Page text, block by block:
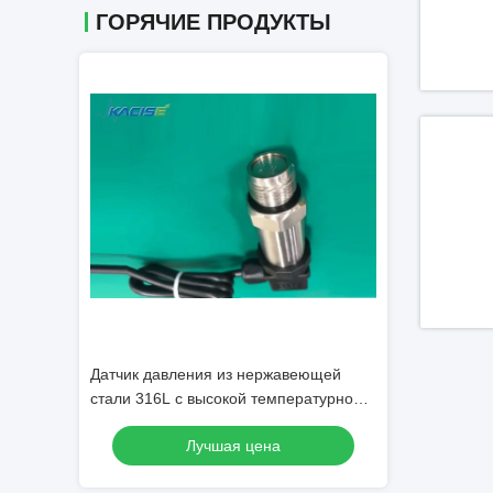
ГОРЯЧИЕ ПРОДУКТЫ
Датчик давления из нержавеющей
стали 316L с высокой температурной
стойкостью MEMS с точностью 0,25%
для измерения давления в баке
Лучшая цена